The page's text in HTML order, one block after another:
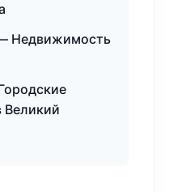
Недвижимость
Великий